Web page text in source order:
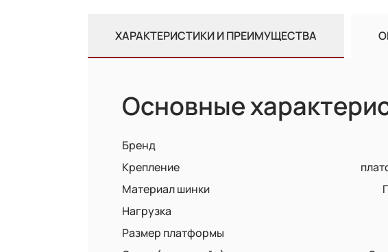
ХАРАКТЕРИСТИКИ И ПРЕИМУЩЕСТВА
Основные
Бренд
Крепление
Материал шинки
Нагрузка
Размер платформы